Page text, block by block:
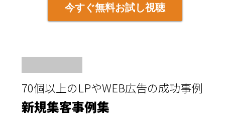
今すぐ無料お試し視聴
70個以上のLPやWEB広告の成功事例
新規集客事例集